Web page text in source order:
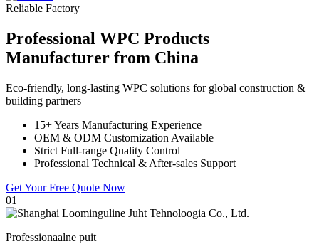
Reliable Factory
Professional WPC Products
Manufacturer from China
Eco-friendly, long-lasting WPC solutions for global construction &
building partners
15+ Years Manufacturing Experience
OEM & ODM Customization Available
Strict Full-range Quality Control
Professional Technical & After-sales Support
Get Your Free Quote Now
01
Professionaalne puit